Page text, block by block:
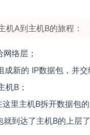
机A到主机B的旅程：
络层；
新的 IP数据包，并交
机B；
里主机B拆开数据包
就到达了主机B的上层了